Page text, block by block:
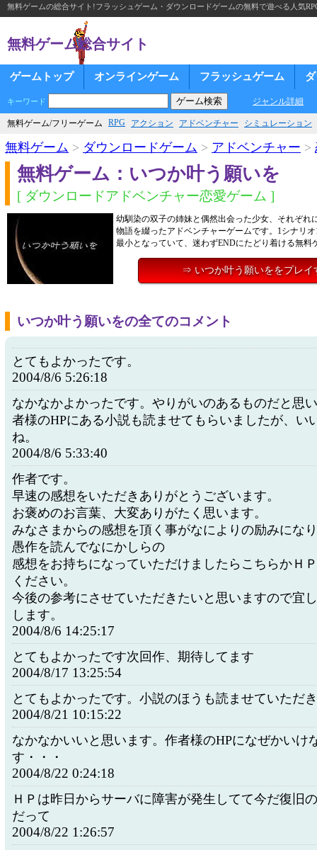
無料ゲームの総合サイト!フラッシュゲーム・ダウンロードゲームの無料で遊べる人気
無料ゲーム総合サイト
ゲームトップ オンラインゲーム フラッシュゲーム
キーワード ジャンル詳細
無料ゲーム/フリーゲーム RPG アクション アドベンチャー シミュレーション
無料ゲーム > ダウンロードゲーム > アドベンチャー >
無料ゲーム：いつか叶う願いを
[ ダウンロードアドベンチャー恋愛ゲーム ]
幼馴染の双子の姉妹と偶然出会った少女、それぞれ
物語を綴ったアドベンチャーゲームです。1シナリ
最小となっていて、迷わずENDにたどり着ける無料
⇒ いつか叶う願いををプレイ
いつか叶う願いをの全てのコメント
とてもよかったです。
2004/8/6 5:26:18
なかなかよかったです。やりがいのあるものだと思
者様のHPにある小説も読ませてもらいましたが、い
ね。
2004/8/6 5:33:40
作者です。
早速の感想をいただきありがとうございます。
お褒めのお言葉、大変ありがたく思います。
みなさまからの感想を頂く事がなによりの励みにな
愚作を読んでなにかしらの
感想をお持ちになっていただけましたらこちらかＨ
ください。
今後の参考にさせていただきたいと思いますので宜
します。
2004/8/6 14:25:17
とてもよかったです次回作、期待してます
2004/8/17 13:25:54
とてもよかったです。小説のほうも読ませていただ
2004/8/21 10:15:22
なかなかいいと思います。作者様のHPになぜかいけ
す・・・
2004/8/22 0:24:18
ＨＰは昨日からサーバに障害が発生してて今だ復旧
だって
2004/8/22 1:26:57